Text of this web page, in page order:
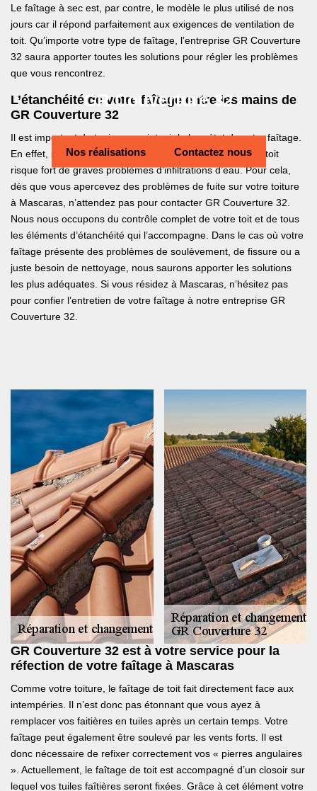
GR Couverture 32
Nos réalisations Contactez nous
Le faîtage à sec est, par contre, le modèle le plus utilisé de nos
jours car il répond parfaitement aux exigences de ventilation de
toit. Qu’importe votre type de faîtage, l’entreprise GR Couverture
32 saura apporter toutes les solutions pour régler les problèmes
que vous rencontrez.
L’étanchéité de votre faîtage entre les mains de
GR Couverture 32
Il est important de toujours maintenir le bon état de votre faîtage.
En effet, si cet élément de toiture est endommagé, votre toit
risque fort de graves problèmes d’infiltrations d’eau. Pour cela,
dès que vous apercevez des problèmes de fuite sur votre toiture
à Mascaras, n’attendez pas pour contacter GR Couverture 32.
Nous nous occupons du contrôle complet de votre toit et de tous
les éléments d’étanchéité qui l’accompagne. Dans le cas où votre
faîtage présente des problèmes de soulèvement, de fissure ou a
juste besoin de nettoyage, nous saurons apporter les solutions
les plus adéquates. Si vous résidez à Mascaras, n’hésitez pas
pour confier l’entretien de votre faîtage à notre entreprise GR
Couverture 32.
GR Couverture 32 est à votre service pour la
réfection de votre faîtage à Mascaras
Comme votre toiture, le faîtage de toit fait directement face aux
intempéries. Il n’est donc pas étonnant que vous ayez à
remplacer vos faitières en tuiles après un certain temps. Votre
faîtage peut également être soulevé par les vents forts. Il est
donc nécessaire de refixer correctement vos « pierres angulaires
». Actuellement, le faîtage de toit est accompagné d’un closoir sur
lequel vos tuiles faîtières seront fixées. Grâce à cet élément votre